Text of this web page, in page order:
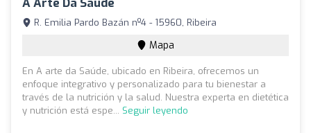
A Arte Da Saúde
R. Emilia Pardo Bazán nº4 - 15960, Ribeira
Mapa
En A arte da Saúde, ubicado en Ribeira, ofrecemos un
enfoque integrativo y personalizado para tu bienestar a
través de la nutrición y la salud. Nuestra experta en dietética
y nutrición está espe... Seguir leyendo